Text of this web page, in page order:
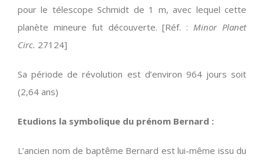
pour le télescope Schmidt de 1 m, avec lequel cette
planète mineure fut découverte. [Réf. :Minor Planet
Circ. 27124]
Sa période de révolution est d’environ 964 jours soit
(2,64 ans)
Etudions la symbolique du prénom Bernard :
L’ancien nom de baptême Bernard est lui-même issu du